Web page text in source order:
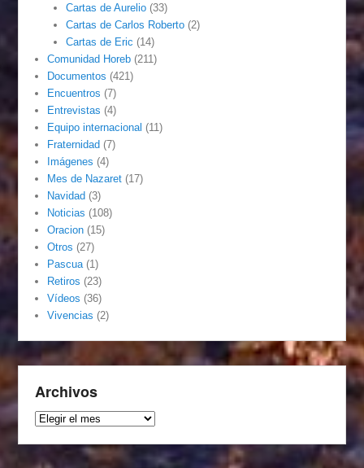
Cartas de Aurelio(33)
Cartas de Carlos Roberto(2)
Cartas de Eric (14)
Comunidad Horeb (211)
Documentos (421)
Encuentros (7)
Entrevistas (4)
Equipo internacional (11)
Fraternidad (7)
Imágenes (4)
Mes de Nazaret (17)
Navidad (3)
Noticias (108)
Oracion (15)
Otros (27)
Pascua (1)
Retiros (23)
Vídeos (36)
Vivencias (2)
Archivos
Archivos